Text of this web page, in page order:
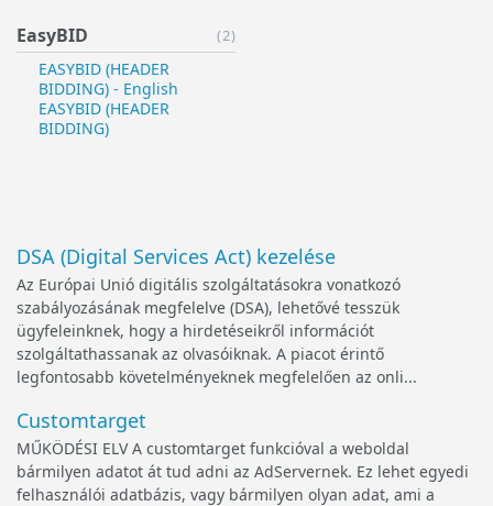
(2)
EasyBID
EASYBID (HEADER
BIDDING) - English
EASYBID (HEADER
BIDDING)
DSA (Digital Services Act) kezelése
Az Európai Unió digitális szolgáltatásokra vonatkozó
szabályozásának megfelelve (DSA), lehetővé tesszük
ügyfeleinknek, hogy a hirdetéseikről információt
szolgáltathassanak az olvasóiknak. A piacot érintő
legfontosabb követelményeknek megfelelően az onli...
Customtarget
MŰKÖDÉSI ELV A customtarget funkcióval a weboldal
bármilyen adatot át tud adni az AdServernek. Ez lehet egyedi
felhasználói adatbázis, vagy bármilyen olyan adat, ami a